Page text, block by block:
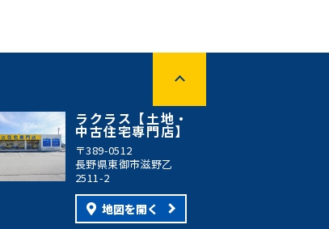
ラクラス【土地・
中古住宅専門店】
〒389-0512
長野県東御市滋野乙
2511-2
地図を開く